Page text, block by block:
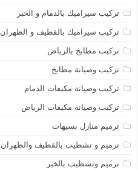
تركيب سيراميك بالدمام و الخبر
تركيب سيراميك بالقطيف و الظهران
تركيب مطابخ بالرياض
تركيب وصيانة مطابخ
تركيب وصيانة مكيفات الدمام
تركيب وصيانة مكيفات الرياض
ترميم منازل بسيهات
ترميم و تشطيب بالقطيف والظهران
ترميم وتشطيب بالخبر